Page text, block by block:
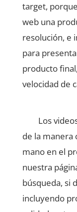
target,
web una
resolución, e
para
producto
velocidad de
Los videos,
de la manera
mano en el
nuestra
búsqueda, si
incluyendo